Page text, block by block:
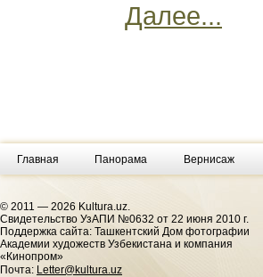
Далее...
Главная Панорама Вернисаж
© 2011 — 2026 Kultura.uz.
Cвидетельство УзАПИ №0632 от 22 июня 2010 г.
Поддержка сайта: Ташкентский Дом фотографии
Академии художеств Узбекистана и компания
«Кинопром»
Почта: Letter@kultura.uz